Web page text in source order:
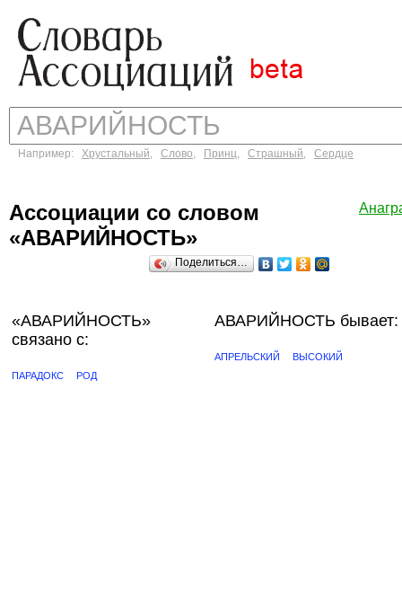
Например: Хрустальный, Слово, Принц, Страшный, Сердце
Ассоциации со словом
«АВАРИЙНОСТЬ»
Поделиться…
«АВАРИЙНОСТЬ»
связано с:
ПАРАДОКС РОД
АВАРИЙНОСТЬ бывает:
АПРЕЛЬСКИЙ ВЫСОКИЙ